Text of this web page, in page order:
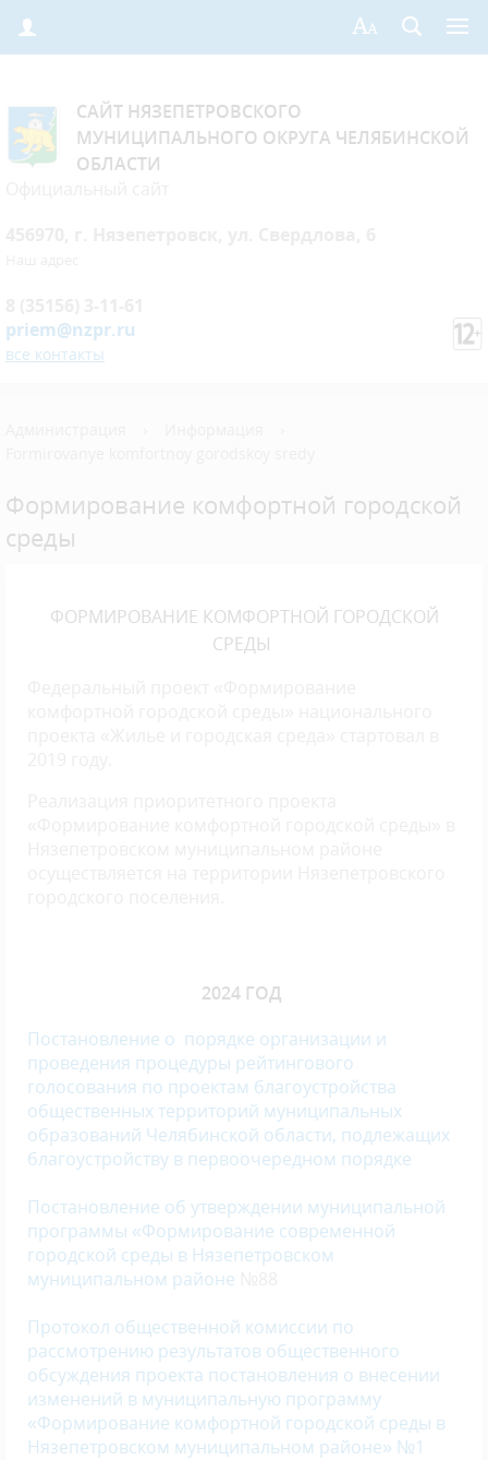
САЙТ НЯЗЕПЕТРОВСКОГО
МУНИЦИПАЛЬНОГО ОКРУГА ЧЕЛЯБИНСКОЙ
ОБЛАСТИ
priem@nzpr.ru
все контакты
Формирование комфортной городской
среды
ФОРМИРОВАНИЕ КОМФОРТНОЙ ГОРОДСКОЙ
СРЕДЫ
2024 ГОД
Постановление о порядке организации и
проведения процедуры рейтингового
голосования по проектам благоустройства
общественных территорий муниципальных
образований Челябинской области, подлежащих
благоустройству в первоочередном порядке
Постановление об утверждении муниципальной
программы «Формирование современной
городской среды в Нязепетровском
муниципальном районе
Протокол общественной комиссии по
рассмотрению результатов общественного
обсуждения проекта постановления о внесении
изменений в муниципальную программу
«Формирование комфортной городской среды в
Нязепетровском муниципальном районе» №1